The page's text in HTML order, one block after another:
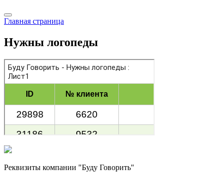
Главная страница
Нужны логопеды
Реквизиты компании "Буду Говорить"